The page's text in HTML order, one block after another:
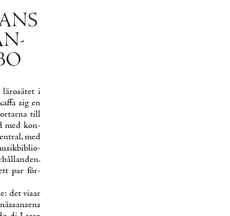
i
sig en
till
med kon­
med
par för­
det vi­sar